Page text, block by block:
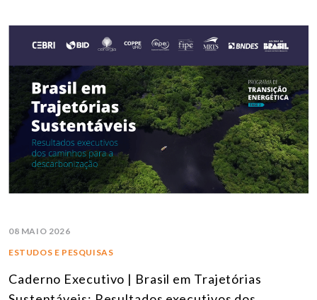
08 MAIO 2026
ESTUDOS E PESQUISAS
Caderno Executivo | Brasil em Trajetórias